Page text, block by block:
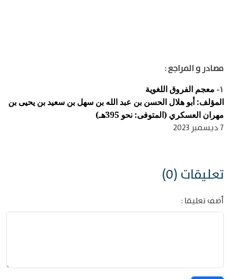
مصادر و المراجع :
١-
معجم الفروق اللغوية
المؤلف: أبو هلال الحسن بن عبد الله بن سهل بن سعيد بن يحيى بن
مهران العسكري (المتوفى: نحو 395هـ)
7 ديسمبر 2023
تعليقات (0)
أضف تعليقا :